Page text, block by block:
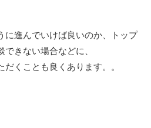
に進んでいけば良いのか、トップ
きない場合などに、
くことも良くあります。。